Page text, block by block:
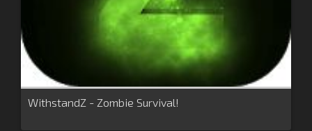
WithstandZ - Zombie Survival!